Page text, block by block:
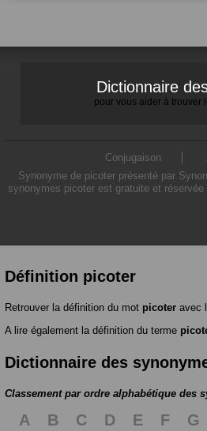
Dictionnaire
pour vous aider à trouver
Conjugaison
Synonyme de picoter présenté par
synonymes picoter est gratuite et
Définition picoter
Retrouver la définition du mot picoter avec
A lire également la définition du terme
Dictionnaire des
Classement par ordre alphabétique des
A B C D E F
G